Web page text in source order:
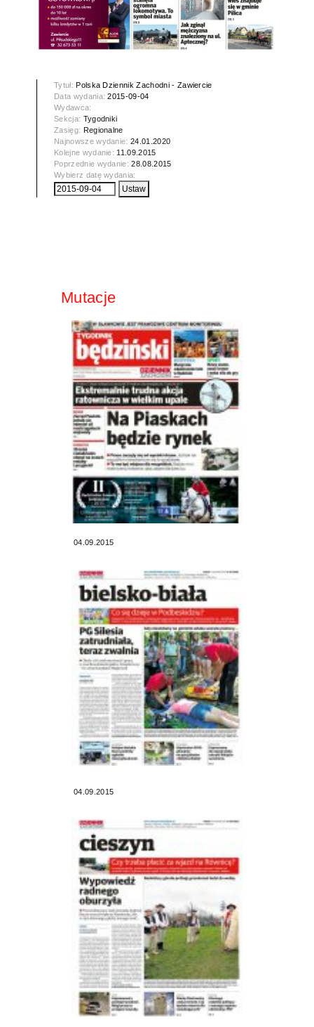
Tytuł:Polska Dziennik Zachodni - Zawiercie
Data wydania:2015-09-04
Wydawca:
Sekcja: Tygodniki
Zasięg: Regionalne
Najnowsze wydanie:24.01.2020
Kolejne wydanie: 11.09.2015
Poprzednie wydanie:28.08.2015
Wybierz datę wydania:
Mutacje
04.09.2015
04.09.2015